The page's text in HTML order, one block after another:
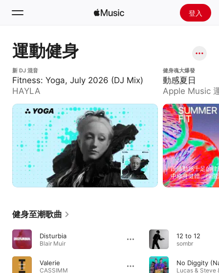
登入
搜尋
首頁
探新
廣播
安裝 Apple Music
運動健身
Fitness: Yoga, July 2026 (DJ Mix)
新 DJ 混音
Fitness: Yoga, July 2026 (DJ Mix)
HAYLA
動感夏日
健身魂大爆發
動感夏日
Apple Music
跟隨動感十足的
中修身健體、揮灑
健身至潮歌曲
Disturbia
Blair Muir
Valerie
CASSIMM
12 to 12
sombr
Lucas & Steve